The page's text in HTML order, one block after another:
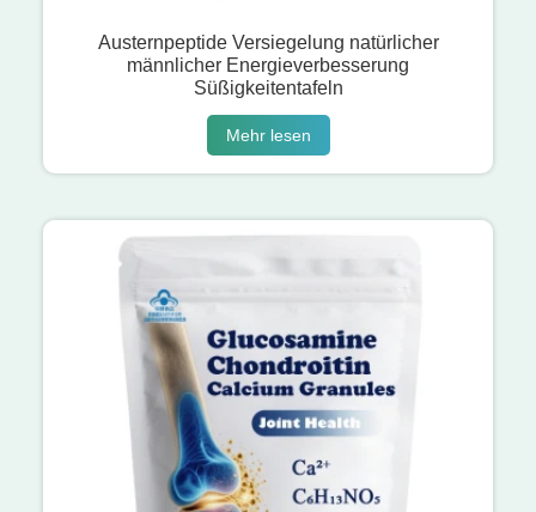
Austernpeptide Versiegelung natürlicher
männlicher Energieverbesserung
Süßigkeitentafeln
Mehr lesen